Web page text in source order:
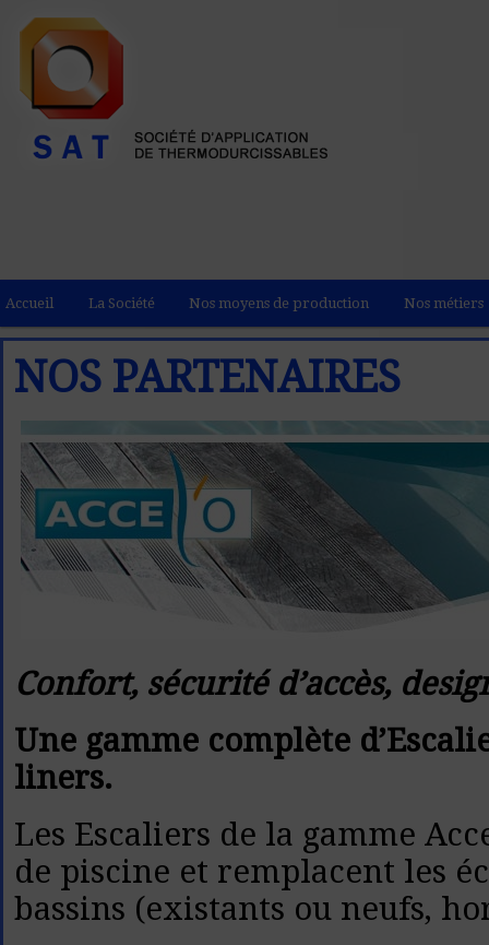
Accueil La Société Nos moyens de production Nos métiers
NOS PARTENAIRES
Confort, sécurité d’accès,
Une gamme complète
liners.
Les Escaliers de la gamme
de piscine et remplacent les
bassins (existants ou neufs,